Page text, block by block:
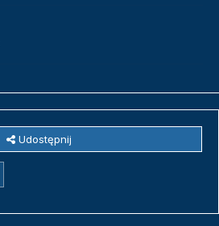
Udostępnij